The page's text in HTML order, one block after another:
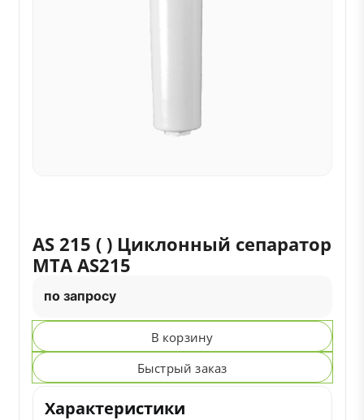
AS 215 ( ) Циклонный сепаратор
MTA AS215
по запросу
В корзину
Быстрый заказ
Характеристики